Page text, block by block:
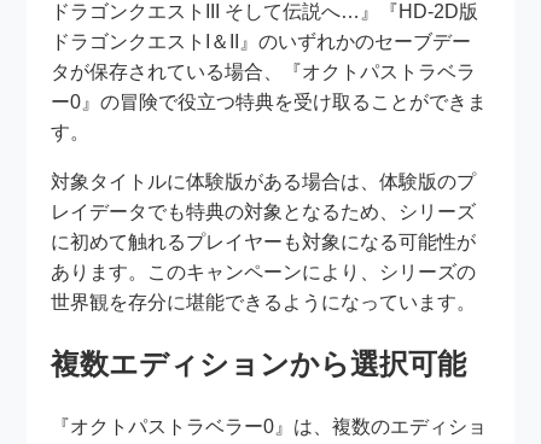
ドラゴンクエストIII そして伝説へ…』『HD-2D版
ドラゴンクエストI＆II』のいずれかのセーブデー
タが保存されている場合、『オクトパストラベラ
ー0』の冒険で役立つ特典を受け取ることができま
す。
対象タイトルに体験版がある場合は、体験版のプ
レイデータでも特典の対象となるため、シリーズ
に初めて触れるプレイヤーも対象になる可能性が
あります。このキャンペーンにより、シリーズの
世界観を存分に堪能できるようになっています。
複数エディションから選択可能
『オクトパストラベラー0』は、複数のエディショ